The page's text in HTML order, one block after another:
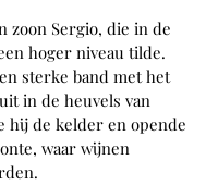
zoon Sergio, die in de
hoger niveau tilde.
sterke band met het
in de heuvels van
hij de kelder en opende
waar wijnen